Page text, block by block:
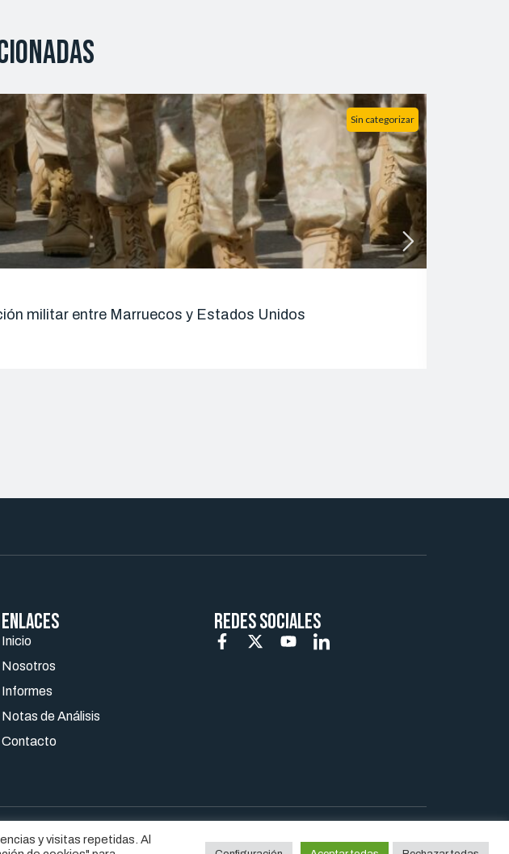
Sin categorizar
militar entre Marruecos y Estados Unidos
ENLACES
Inicio
Nosotros
Informes
Notas de Análisis
Contacto
REDES SOCIALES
y visitas repetidas. Al